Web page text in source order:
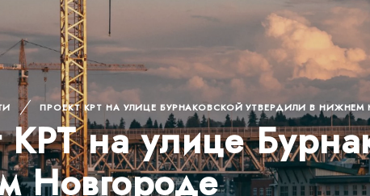
ПРОЕКТ КРТ НА УЛИЦЕ БУРНАКОВСКОЙ УТВЕРДИЛИ В НИЖНЕМ
на улице
Новгороде